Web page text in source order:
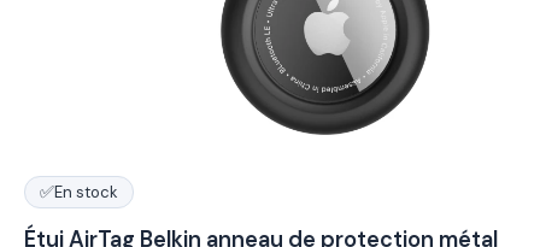
✅En stock
Étui AirTag Belkin anneau de protection métal